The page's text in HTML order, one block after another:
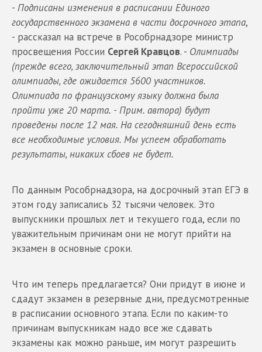
- Подписаны изменения в расписании Единого
государственного экзамена в части досрочного этапа,
- рассказал на встрече в Рособрнадзоре министр
просвещения России Сергей Кравцов. - Олимпиады
(прежде всего, заключительный этап Всероссийской
олимпиады, где ожидается 5600 участников.
Олимпиада по французскому языку должна была
пройти уже 20 марта. - Прим. автора) будут
проведены после 12 мая. На сегодняшний день есть
все необходимые условия. Мы успеем обработать
результаты, никаких сбоев не будет.
По данным Рособрнадзора, на досрочный этап ЕГЭ в
этом году записались 32 тысячи человек. Это
выпускники прошлых лет и текущего года, если по
уважительным причинам они не могут прийти на
экзамен в основные сроки.
Что им теперь предлагается? Они придут в июне и
сдадут экзамен в резервные дни, предусмотренные
в расписании основного этапа. Если по каким-то
причинам выпускникам надо все же сдавать
экзамены как можно раньше, им могут разрешить